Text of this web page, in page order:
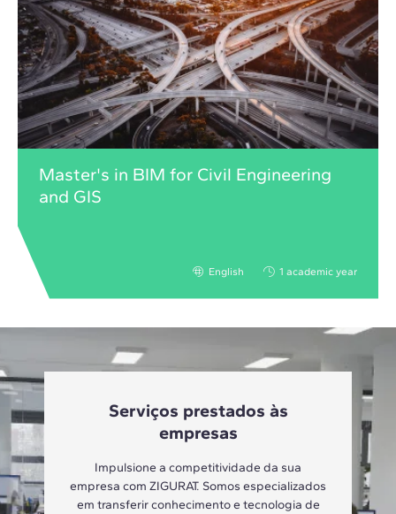
Master's in BIM for Civil Engineering
and GIS
English 1 academic year
Serviços prestados às
empresas
Impulsione a competitividade da sua
empresa com ZIGURAT. Somos especializados
em transferir conhecimento e tecnologia de